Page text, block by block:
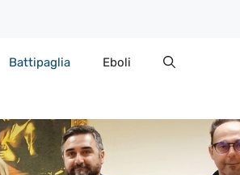
Battipaglia Eboli